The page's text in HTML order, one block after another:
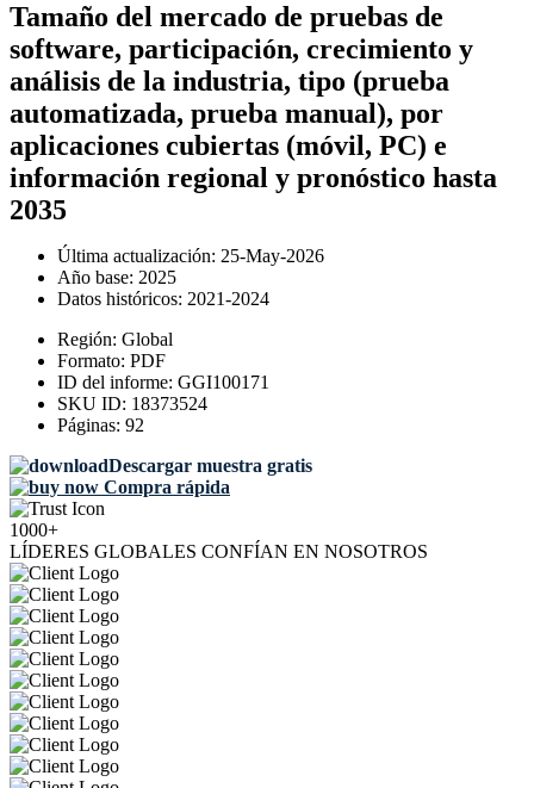
Tamaño del mercado de pruebas de
software, participación, crecimiento y
análisis de la industria, tipo (prueba
automatizada, prueba manual), por
aplicaciones cubiertas (móvil, PC) e
información regional y pronóstico hasta
2035
Última actualización: 25-May-2026
Año base: 2025
Datos históricos: 2021-2024
Región: Global
Formato: PDF
ID del informe: GGI100171
SKU ID: 18373524
Páginas: 92
Descargar muestra gratis
Compra rápida
1000+
LÍDERES GLOBALES CONFÍAN EN NOSOTROS